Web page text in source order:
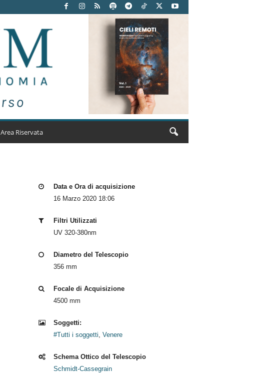
Area Riservata
Data e Ora di acquisizione
16 Marzo 2020 18:06
Filtri Utilizzati
UV 320-380nm
Diametro del Telescopio
356 mm
Focale di Acquisizione
4500 mm
Soggetti:
#Tutti i soggetti, Venere
Schema Ottico del Telescopio
Schmidt-Cassegrain